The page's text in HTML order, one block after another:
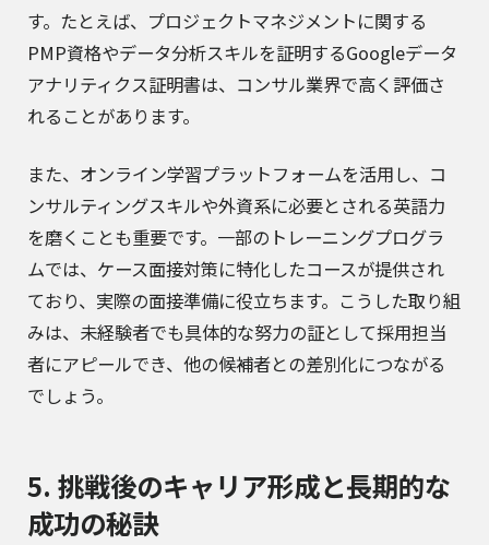
す。たとえば、プロジェクトマネジメントに関する
PMP資格やデータ分析スキルを証明するGoogleデータ
アナリティクス証明書は、コンサル業界で高く評価さ
れることがあります。
また、オンライン学習プラットフォームを活用し、コ
ンサルティングスキルや外資系に必要とされる英語力
を磨くことも重要です。一部のトレーニングプログラ
ムでは、ケース面接対策に特化したコースが提供され
ており、実際の面接準備に役立ちます。こうした取り組
みは、未経験者でも具体的な努力の証として採用担当
者にアピールでき、他の候補者との差別化につながる
でしょう。
5. 挑戦後のキャリア形成と長期的な
成功の秘訣